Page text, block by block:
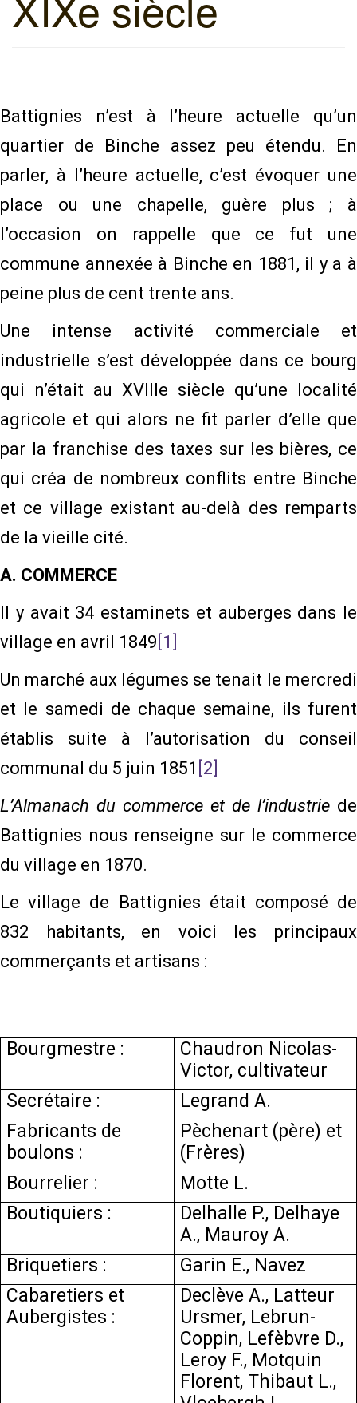
n
Battignies n’est à l’heure actuelle qu’un
quartier de Binche assez peu étendu. En
parler, à l’heure actuelle, c’est évoquer une
place ou une chapelle, guère plus ; à
l’occasion on rappelle que ce fut une
commune annexée à Binche en 1881, il y a à
peine plus de cent trente ans.
Une intense activité commerciale et
industrielle s’est développée dans ce bourg
qui n’était au XVIIIe siècle qu’une localité
agricole et qui alors ne fit parler d’elle que
par la franchise des taxes sur les bières, ce
qui créa de nombreux conflits entre Binche
et ce village existant au-delà des remparts
de la vieille cité.
A. COMMERCE
Il y avait 34 estaminets et auberges dans le
village en avril 1849 [1]
Un marché aux légumes se tenait le mercredi
et le samedi de chaque semaine, ils furent
établis suite à l’autorisation du conseil
communal du 5 juin 1851 [2]
L’Almanach du commerce et de l’industrie de
Battignies nous renseigne sur le commerce
du village en 1870.
Le village de Battignies était composé de
832 habitants, en voici les principaux
commerçants et artisans :
Bourgmestre :
Chaudron Nicolas-
Victor, cultivateur
Secrétaire :
Legrand A.
Fabricants de
boulons :
Pèchenart (père) et
(Frères)
Bourrelier :
Motte L.
Boutiquiers :
Delhalle P., Delhaye
A., Mauroy A.
Briquetiers :
Garin E., Navez
Cabaretiers et
Aubergistes :
Declève A., Latteur
Ursmer, Lebrun-
Coppin, Lefèbvre D.,
Leroy F., Motquin
Florent, Thibaut L.,